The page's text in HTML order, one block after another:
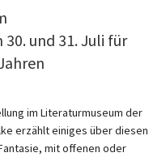
und 31. Juli für
im Literaturmuseum der
erzählt einiges über diesen
mit offenen oder